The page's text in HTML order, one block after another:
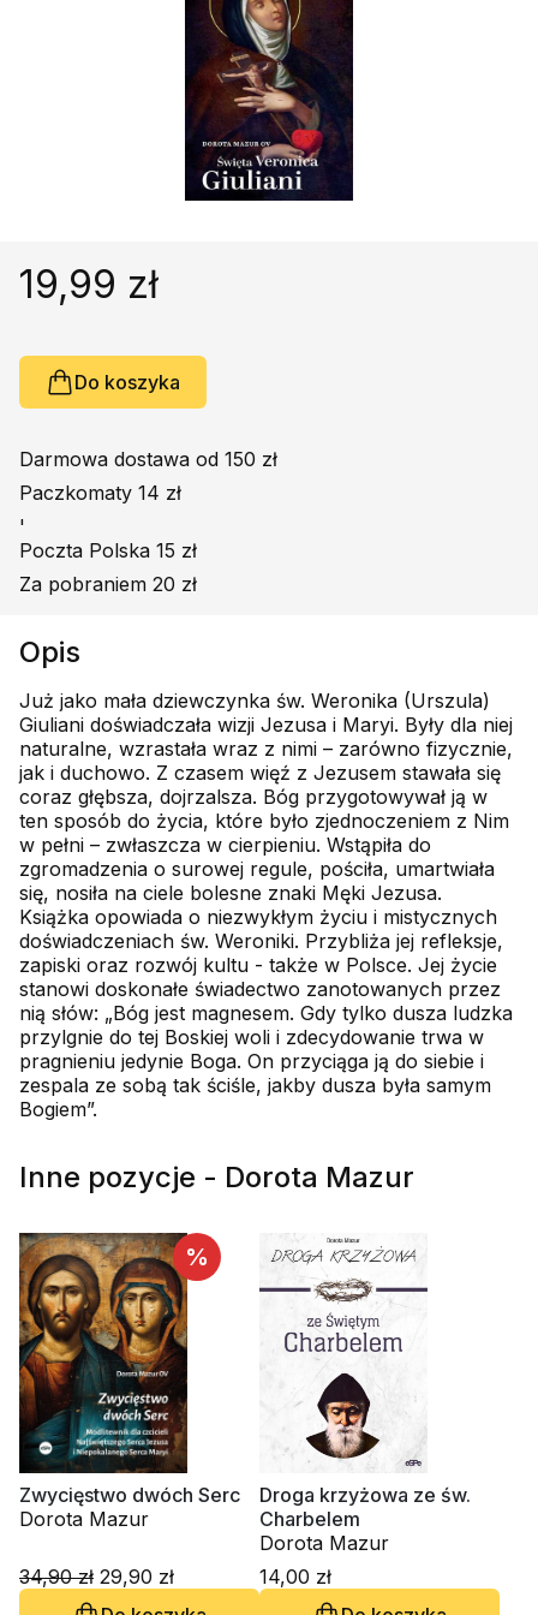
Książki obcojęzyczne
Poradniki, leksykony...
Podręczniki szkolne
Promocja
19,99 zł
Do koszyka
Darmowa dostawa od 150 zł
Paczkomaty 14 zł
'
Poczta Polska 15 zł
Za pobraniem 20 zł
Opis
Już jako mała dziewczynka św. Weronika (Urszula)
Giuliani doświadczała wizji Jezusa i Maryi. Były dla niej
naturalne, wzrastała wraz z nimi – zarówno fizycznie,
jak i duchowo. Z czasem więź z Jezusem stawała się
coraz głębsza, dojrzalsza. Bóg przygotowywał ją w
ten sposób do życia, które było zjednoczeniem z Nim
w pełni – zwłaszcza w cierpieniu. Wstąpiła do
zgromadzenia o surowej regule, pościła, umartwiała
się, nosiła na ciele bolesne znaki Męki Jezusa.
Książka opowiada o niezwykłym życiu i mistycznych
doświadczeniach św. Weroniki. Przybliża jej refleksje,
zapiski oraz rozwój kultu - także w Polsce. Jej życie
stanowi doskonałe świadectwo zanotowanych przez
nią słów: „Bóg jest magnesem. Gdy tylko dusza ludzka
przylgnie do tej Boskiej woli i zdecydowanie trwa w
pragnieniu jedynie Boga. On przyciąga ją do siebie i
zespala ze sobą tak ściśle, jakby dusza była samym
Bogiem”.
Inne pozycje - Dorota Mazur
%
Zwycięstwo dwóch Serc
Dorota Mazur
34,90 zł 29,90 zł
Droga krzyżowa ze św.
Charbelem
Dorota Mazur
14,00 zł